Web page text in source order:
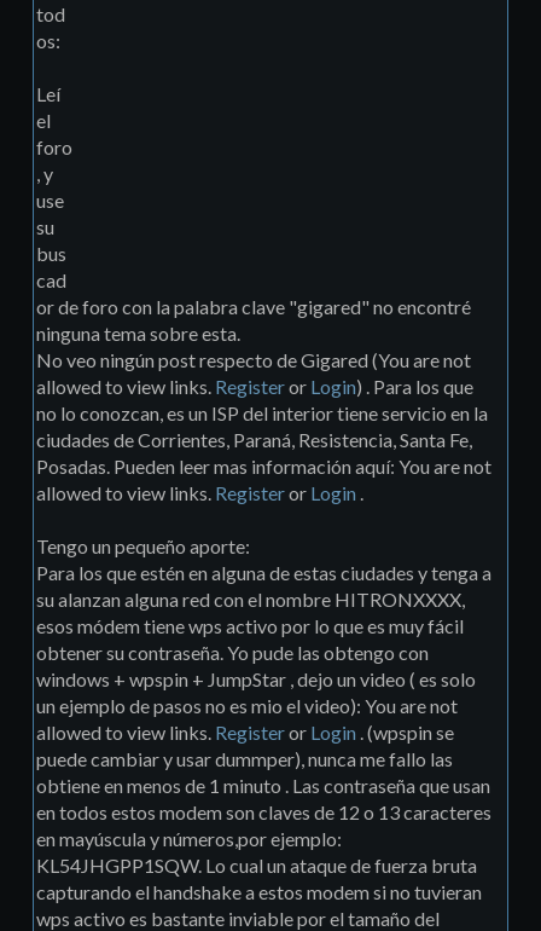
tod
os:
Leí
el
foro
, y
use
su
bus
cad
or de foro con la palabra clave "gigared" no encontré
ninguna tema sobre esta.
No veo ningún post respecto de Gigared (You are not
allowed to view links. Registeror Login) . Para los que
no lo conozcan, es un ISP del interior tiene servicio en la
ciudades de Corrientes, Paraná, Resistencia, Santa Fe,
Posadas. Pueden leer mas información aquí: You are not
allowed to view links. Registeror Login
Tengo un pequeño aporte:
Para los que estén en alguna de estas ciudades y tenga a
su alanzan alguna red con el nombre HITRONXXXX,
esos módem tiene wps activo por lo que es muy fácil
obtener su contraseña. Yo pude las obtengo con
windows + wpspin + JumpStar , dejo un video ( es solo
un ejemplo de pasos no es mio el video): You are not
allowed to view links. Registeror Login . (wpspin se
puede cambiar y usar dummper), nunca me fallo las
obtiene en menos de 1 minuto . Las contraseña que usan
en todos estos modem son claves de 12 o 13 caracteres
en mayúscula y números,por ejemplo:
KL54JHGPP1SQW. Lo cual un ataque de fuerza bruta
capturando el handshake a estos modem si no tuvieran
wps activo es bastante inviable por el tamaño del